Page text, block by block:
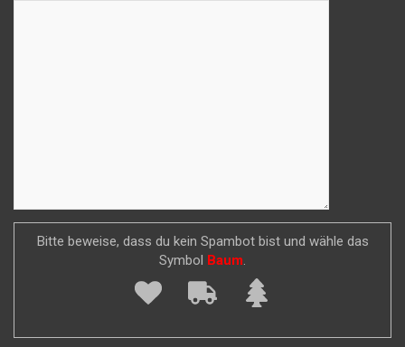
Bitte beweise, dass du kein Spambot bist und wähle das
Symbol
Baum.